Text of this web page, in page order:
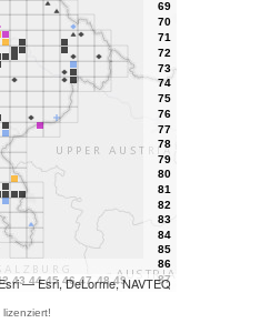
— Esri, DeLorme, NAVTEQ
lizenziert!